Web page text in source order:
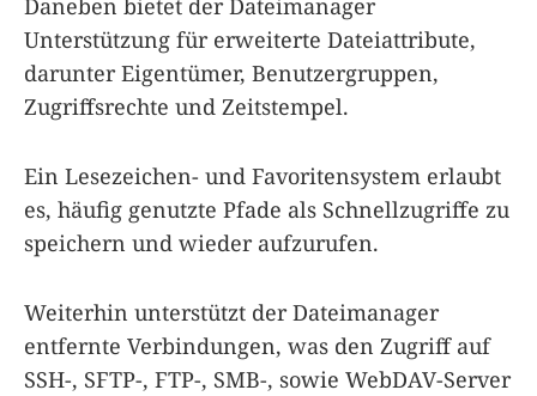
Daneben bietet der Dateimanager
Unterstützung für erweiterte Dateiattribute,
darunter Eigentümer, Benutzergruppen,
Zugriffsrechte und Zeitstempel.
Ein Lesezeichen- und Favoritensystem erlaubt
es, häufig genutzte Pfade als Schnellzugriffe zu
speichern und wieder aufzurufen.
Weiterhin unterstützt der Dateimanager
entfernte Verbindungen, was den Zugriff auf
SSH-, SFTP-, FTP-, SMB-, sowie WebDAV-Server